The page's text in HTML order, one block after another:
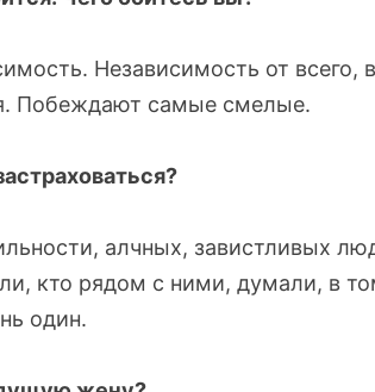
Независимость от всего,
Побеждают самые смелые.
алчных, завистливых
кто рядом с ними, думали, в
один.